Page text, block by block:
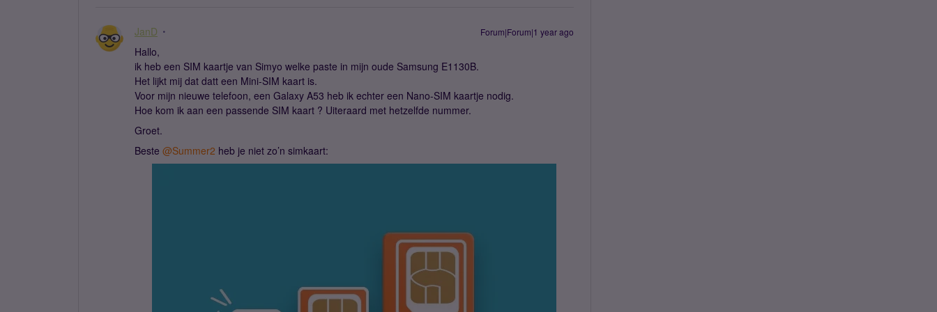
JanD Forum|Forum|1 year ago
Hallo,
ik heb een SIM kaartje van Simyo welke paste in mijn oude Samsung E1130B.
Het lijkt mij dat datt een Mini-SIM kaart is.
Voor mijn nieuwe telefoon, een Galaxy A53 heb ik echter een Nano-SIM kaartje nodig.
Hoe kom ik aan een passende SIM kaart ? Uiteraard met hetzelfde nummer.
Groet.
Beste ​ @Summer2 heb je niet zo’n simkaart: